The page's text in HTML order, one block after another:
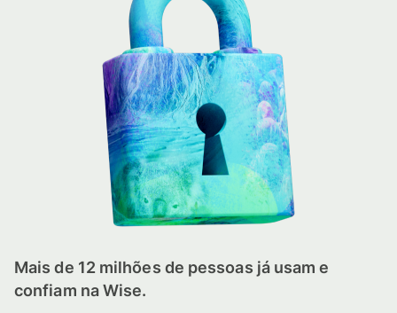
Mais de 12 milhões de pessoas já usam e
confiam na Wise.